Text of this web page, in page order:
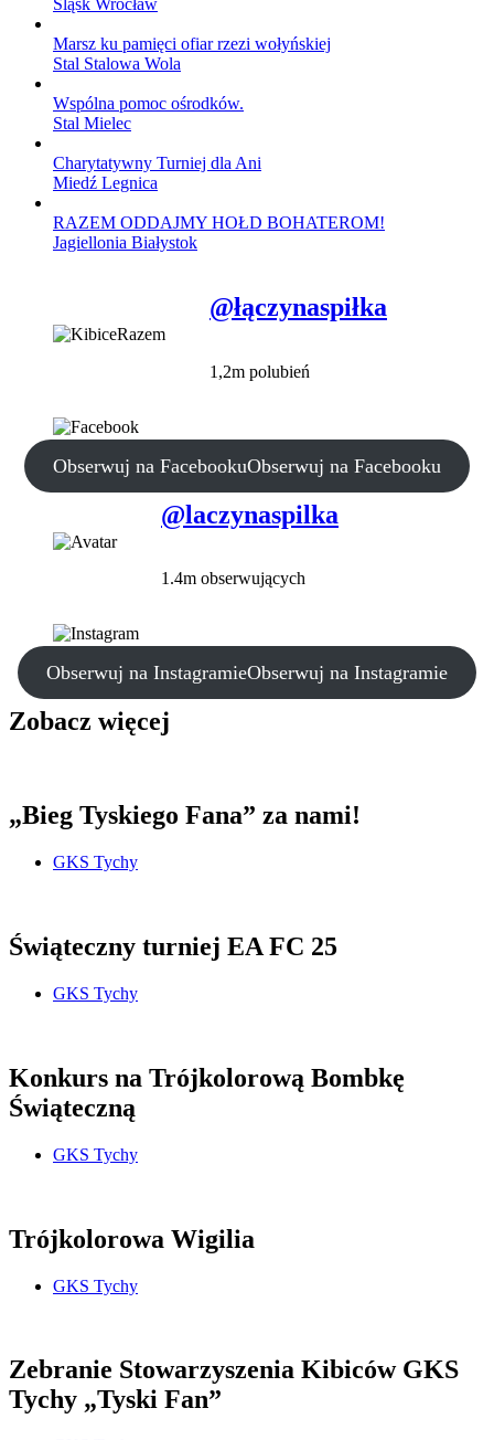
Marsz ku pamięci ofiar rzezi wołyńskiej
Stal Stalowa Wola
Wspólna pomoc ośrodków.
Stal Mielec
Charytatywny Turniej dla Ani
Miedź Legnica
RAZEM ODDAJMY HOŁD BOHATEROM!
Jagiellonia Białystok
@łączynaspiłka
1,2m polubień
Obserwuj na FacebookuObserwuj na Facebooku
@laczynaspilka
1.4m obserwujących
Obserwuj na InstagramieObserwuj na Instagramie
Zobacz więcej
„Bieg Tyskiego Fana” za nami!
GKS Tychy
Świąteczny turniej EA FC 25
GKS Tychy
Konkurs na Trójkolorową Bombkę
Świąteczną
GKS Tychy
Trójkolorowa Wigilia
GKS Tychy
Zebranie Stowarzyszenia Kibiców GKS
Tychy „Tyski Fan”